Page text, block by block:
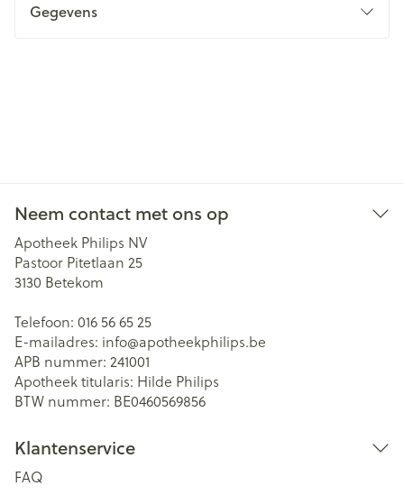
Gegevens
Neem contact met ons op
Apotheek Philips NV
Pastoor Pitetlaan 25
3130 Betekom
Telefoon: 016 56 65 25
E-mailadres: info@apotheekphilips.be
APB nummer: 241001
Apotheek titularis: Hilde Philips
BTW nummer: BE0460569856
Klantenservice
FAQ